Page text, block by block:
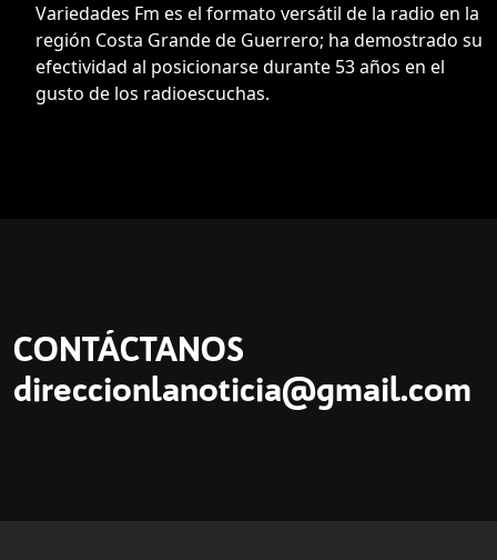
Variedades Fm es el formato versátil de la radio en la
región Costa Grande de Guerrero; ha demostrado su
efectividad al posicionarse durante 53 años en el
gusto de los radioescuchas.
CONTÁCTANOS
direccionlanoticia@gmail.com